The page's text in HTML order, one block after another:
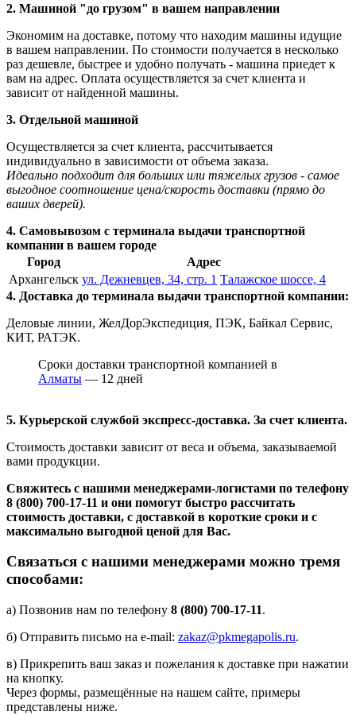
2. Машиной "до грузом" в вашем направлении
Экономим на доставке, потому что находим машины идущие
в вашем направлении. По стоимости получается в несколько
раз дешевле, быстрее и удобно получать - машина приедет к
вам на адрес. Оплата осуществляется за счет клиента и
зависит от найденной машины.
3. Отдельной машиной
Осуществляется за счет клиента, рассчитывается
индивидуально в зависимости от объема заказа.
Идеально подходит для больших или тяжелых грузов - самое
выгодное соотношение цена/скорость доставки (прямо до
ваших дверей).
4. Самовывозом с терминала выдачи транспортной
компании в вашем городе
Город
Адрес
Архангельск ул. Дежневцев, 34, стр. 1 Талажское шоссе, 4
4. Доставка до терминала выдачи транспортной компании:
Деловые линии, ЖелДорЭкспедиция, ПЭК, Байкал Сервис,
КИТ, РАТЭК.
Сроки доставки транспортной компанией в
Алматы — 12 дней
5. Курьерской службой экспресс-доставка. За счет клиента.
Стоимость доставки зависит от веса и объема, заказываемой
вами продукции.
Свяжитесь с нашими менеджерами-логистами по телефону
8 (800) 700-17-11 и они помогут быстро рассчитать
стоимость доставки, с доставкой в короткие сроки и с
максимально выгодной ценой для Вас.
Связаться с нашими менеджерами можно тремя
способами:
а) Позвонив нам по телефону 8 (800) 700-17-11.
б) Отправить письмо на e-mail: zakaz@pkmegapolis.ru.
в) Прикрепить ваш заказ и пожелания к доставке при нажатии
на кнопку.
Через формы, размещённые на нашем сайте, примеры
представлены ниже.